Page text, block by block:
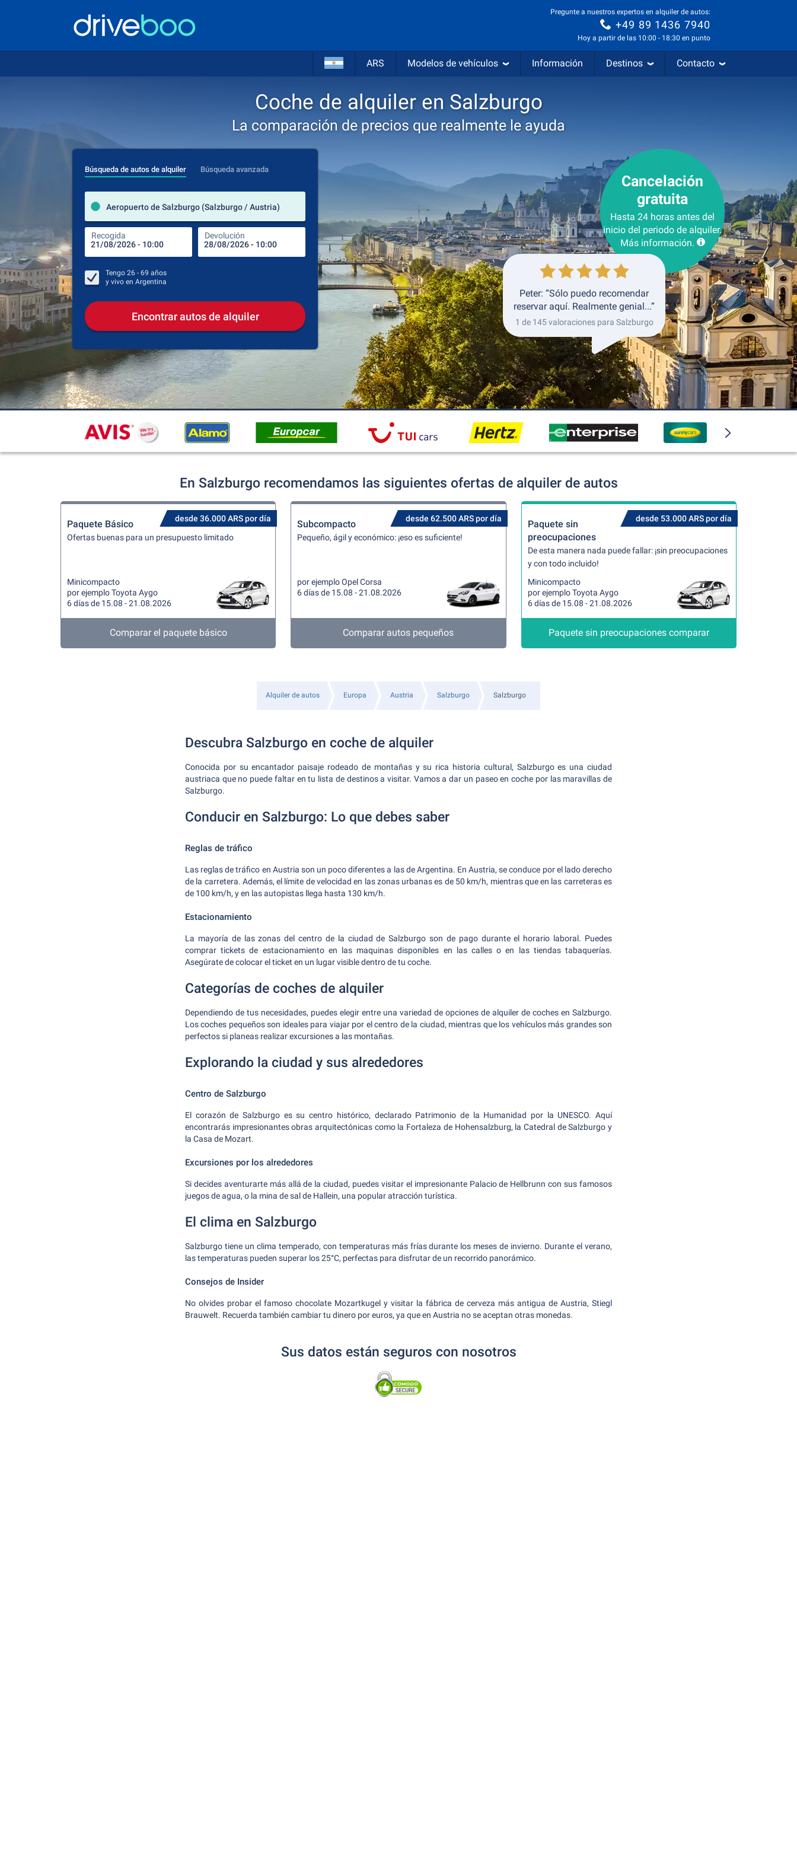
Pregunte a nuestros expertos en alquiler de autos:
+49 89 1436 7940
Hoy a partir de las 10:00 - 18:30 en punto
ARS Modelos de vehículos Información Destinos Contacto
Coche de alquiler en Salzburgo
La comparación de precios que realmente le ayuda
Búsqueda de autos de alquiler Búsqueda avanzada
Aeropuerto de Salzburgo (Salzburgo / Austria)
Recogida Devolución Lugar de devolución
Recogida Devolución
Tengo 26 - 69 años
y vivo en Argentina
Encontrar autos de alquiler
Cancelación
gratuita
Hasta 24 horas antes del
inicio del periodo de alquiler.
Más información.
Peter: “Sólo puedo recomendar
reservar aquí. Realmente genial...”
1 de 145 valoraciones para Salzburgo
En Salzburgo recomendamos las siguientes ofertas de alquiler de autos
desde 36.000 ARS por día
Paquete Básico
Ofertas buenas para un presupuesto limitado
Minicompacto
por ejemplo Toyota Aygo
6 días de 15.08 - 21.08.2026
Comparar el paquete básico
desde 62.500 ARS por día
Subcompacto
Pequeño, ágil y económico: ¡eso es suficiente!
por ejemplo Opel Corsa
6 días de 15.08 - 21.08.2026
Comparar autos pequeños
desde 53.000 ARS por día
Paquete sin
preocupaciones
De esta manera nada puede fallar: ¡sin preocupaciones
y con todo incluido!
Minicompacto
por ejemplo Toyota Aygo
6 días de 15.08 - 21.08.2026
Paquete sin preocupaciones comparar
Alquiler de autos Europa Austria Salzburgo Salzburgo
Descubra Salzburgo en coche de alquiler
Conocida por su encantador paisaje rodeado de montañas y su rica historia cultural, Salzburgo es una ciudad
austriaca que no puede faltar en tu lista de destinos a visitar. Vamos a dar un paseo en coche por las maravillas de
Salzburgo.
Conducir en Salzburgo: Lo que debes saber
Reglas de tráfico
Las reglas de tráfico en Austria son un poco diferentes a las de Argentina. En Austria, se conduce por el lado derecho
de la carretera. Además, el límite de velocidad en las zonas urbanas es de 50 km/h, mientras que en las carreteras es
de 100 km/h, y en las autopistas llega hasta 130 km/h.
Estacionamiento
La mayoría de las zonas del centro de la ciudad de Salzburgo son de pago durante el horario laboral. Puedes
comprar tickets de estacionamiento en las maquinas disponibles en las calles o en las tiendas tabaquerías.
Asegúrate de colocar el ticket en un lugar visible dentro de tu coche.
Categorías de coches de alquiler
Dependiendo de tus necesidades, puedes elegir entre una variedad de opciones de alquiler de coches en Salzburgo.
Los coches pequeños son ideales para viajar por el centro de la ciudad, mientras que los vehículos más grandes son
perfectos si planeas realizar excursiones a las montañas.
Explorando la ciudad y sus alrededores
Centro de Salzburgo
El corazón de Salzburgo es su centro histórico, declarado Patrimonio de la Humanidad por la UNESCO. Aquí
encontrarás impresionantes obras arquitectónicas como la Fortaleza de Hohensalzburg, la Catedral de Salzburgo y
la Casa de Mozart.
Excursiones por los alrededores
Si decides aventurarte más allá de la ciudad, puedes visitar el impresionante Palacio de Hellbrunn con sus famosos
juegos de agua, o la mina de sal de Hallein, una popular atracción turística.
El clima en Salzburgo
Salzburgo tiene un clima temperado, con temperaturas más frías durante los meses de invierno. Durante el verano,
las temperaturas pueden superar los 25°C, perfectas para disfrutar de un recorrido panorámico.
Consejos de Insider
No olvides probar el famoso chocolate Mozartkugel y visitar la fábrica de cerveza más antigua de Austria, Stiegl
Brauwelt. Recuerda también cambiar tu dinero por euros, ya que en Austria no se aceptan otras monedas.
Sus datos están seguros con nosotros